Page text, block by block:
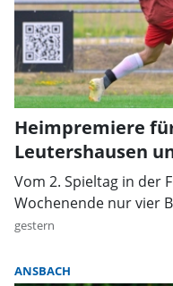
Heimpremiere
Leutershausen
Vom 2. Spieltag in der
Wochenende nur vier
gestern
ANSBACH